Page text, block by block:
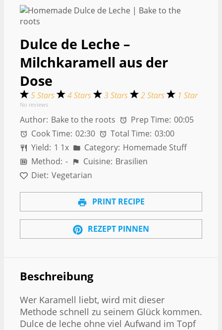
Dulce de Leche –
Milchkaramell aus der
Dose
5 Stars 4 Stars 3 Stars 2 Stars 1 Star
No reviews
Author: Bake to the roots Prep Time: 00:05
Cook Time: 02:30 Total Time: 03:00
Yield: 1 1x Category: Homemade Stuff
Method: - Cuisine: Brasilien
Diet: Vegetarian
PRINT RECIPE
REZEPT PINNEN
Beschreibung
Wer Karamell liebt, wird mit dieser
Methode schnell zu seinem Glück kommen.
Dulce de leche ohne viel Aufwand im Topf